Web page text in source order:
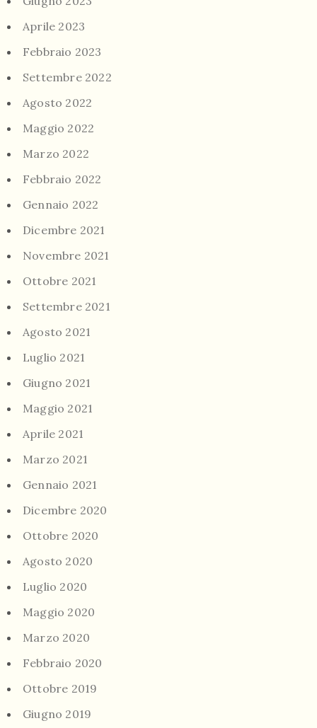
Aprile 2023
Febbraio 2023
Settembre 2022
Agosto 2022
Maggio 2022
Marzo 2022
Febbraio 2022
Gennaio 2022
Dicembre 2021
Novembre 2021
Ottobre 2021
Settembre 2021
Agosto 2021
Luglio 2021
Giugno 2021
Maggio 2021
Aprile 2021
Marzo 2021
Gennaio 2021
Dicembre 2020
Ottobre 2020
Agosto 2020
Luglio 2020
Maggio 2020
Marzo 2020
Febbraio 2020
Ottobre 2019
Giugno 2019